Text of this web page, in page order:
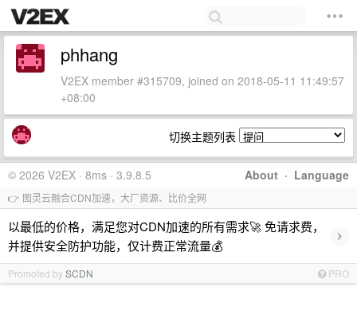
phhang
V2EX member #315709, joined on 2018-05-11 11:49:57
+08:00
切换主题列表
About · Language
© 2026 V2EX · 8ms · 3.9.8.5
👉 图灵云融合CDN加速，大厂资源、比价全网
以最低的价格，满足您对CDN加速的所有需求🚀 免请求费，
并提供安全防护功能，仅计费正常流量💰
›
Promoted bySCDN PRO